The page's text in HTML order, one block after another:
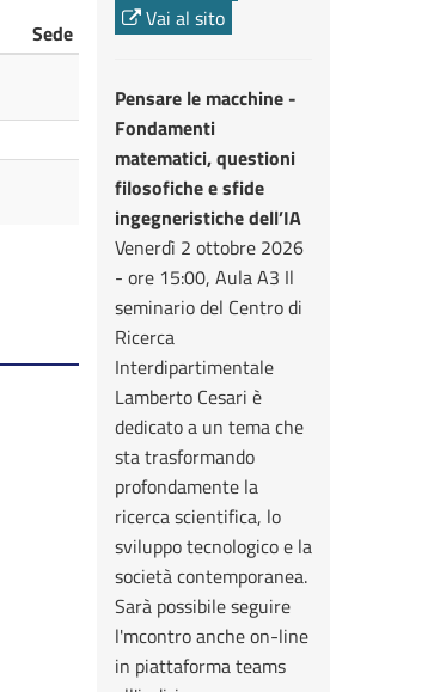
Sede
Vai al sito
Pensare le macchine -
Fondamenti
matematici, questioni
filosofiche e sfide
ingegneristiche dell’IA
Venerdì 2 ottobre 2026
- ore 15:00, Aula A3 Il
seminario del Centro di
Ricerca
Interdipartimentale
Lamberto Cesari è
dedicato a un tema che
sta trasformando
profondamente la
ricerca scientifica, lo
sviluppo tecnologico e la
società contemporanea.
Sarà possibile seguire
l'mcontro anche on-line
in piattaforma teams